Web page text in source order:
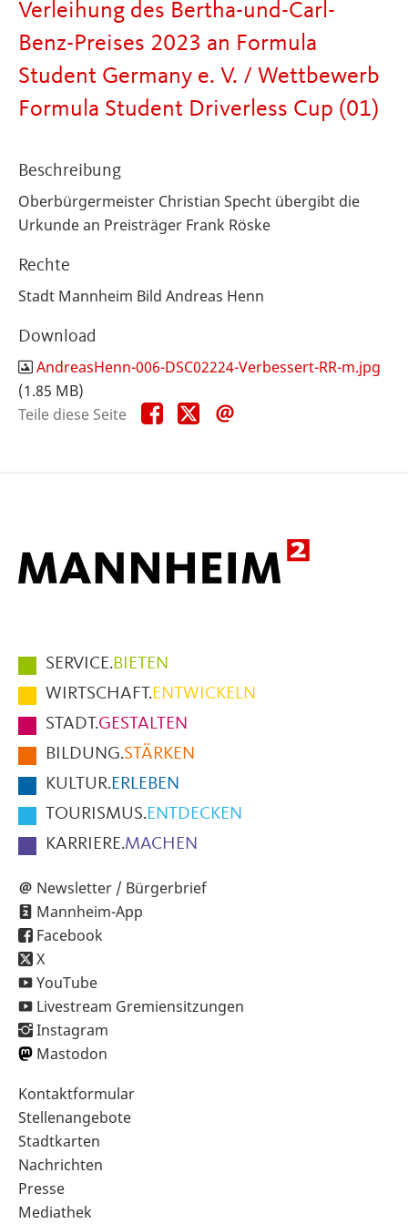
Verleihung des Bertha-und-Carl-
Benz-Preises 2023 an Formula
Student Germany e. V. / Wettbewerb
Formula Student Driverless Cup (01)
Beschreibung
Oberbürgermeister Christian Specht übergibt die
Urkunde an Preisträger Frank Röske
Rechte
Stadt Mannheim Bild Andreas Henn
Download
AndreasHenn-006-DSC02224-Verbessert-RR-m.jpg
(1.85 MB)
Teile diese Seite
Teile
diese
Teile
diese
Hauptmenüpunkte
im
Fußbereich
der
Seite
SERVICE.BIETEN
WIRTSCHAFT.ENTWICKELN
STADT.GESTALTEN
BILDUNG.STÄRKEN
KULTUR.ERLEBEN
TOURISMUS.ENTDECKEN
KARRIERE.MACHEN
Newsletter / Bürgerbrief
Mannheim-App
Facebook
X
YouTube
Livestream Gremiensitzungen
Instagram
Mastodon
Sekundärnavigation
im
Fußbereich
Kontaktformular
Stellenangebote
Stadtkarten
Nachrichten
Presse
Mediathek